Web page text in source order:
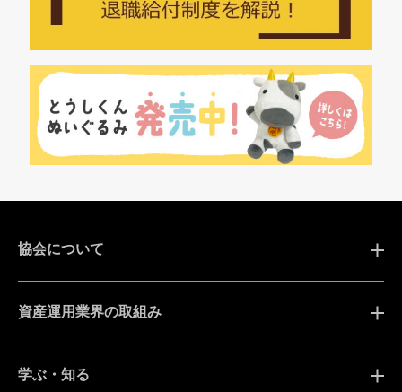
協会について
資産運用業界の取組み
学ぶ・知る